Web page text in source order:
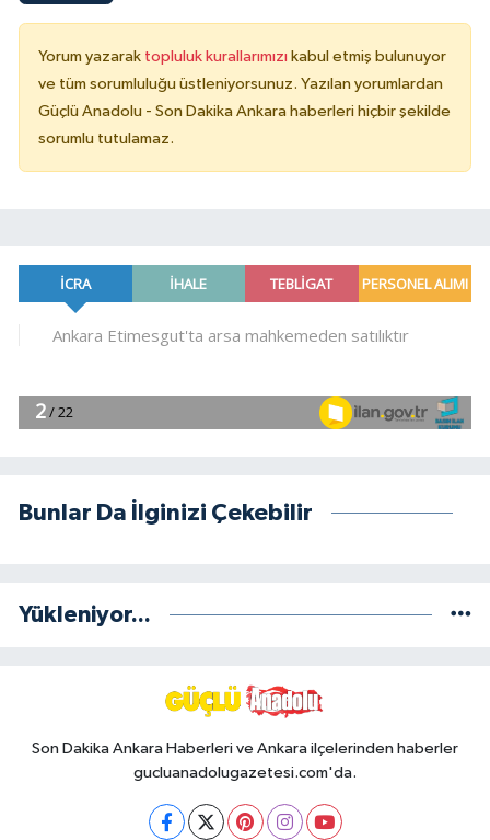
Yorum yazarak topluluk kurallarımızı kabul etmiş bulunuyor
ve tüm sorumluluğu üstleniyorsunuz. Yazılan yorumlardan
Güçlü Anadolu - Son Dakika Ankara haberleri hiçbir şekilde
sorumlu tutulamaz.
Bunlar Da İlginizi Çekebilir
Yükleniyor...
Son Dakika Ankara Haberleri ve Ankara ilçelerinden haberler
gucluanadolugazetesi.com'da.